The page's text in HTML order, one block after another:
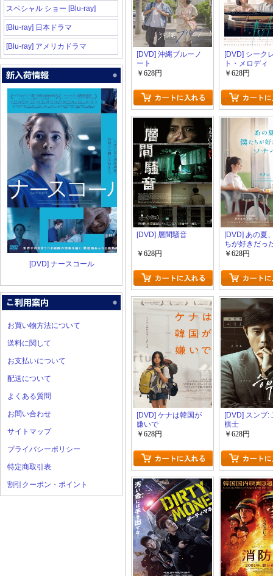
スペシャル ショー [Blu-ray]
[Blu-ray] 日本ドラマ
[Blu-ray] アメリカドラマ
[DVD] ナースコール
お買い物方法について
送料に関して
お支払いについて
配送について
よくある質問
お問い合わせ
サイトマップ
プライバシーポリシー
特定商取引表
割引クーポン・ポイント
[DVD] 沖縄ブルーノ
ート
￥628円
[DVD] シーク
ト・メロディ
￥628円
[DVD] 層間騒音
￥628円
[DVD] あの夏
ちが好きだっ
へ
￥628円
[DVD] ケナは韓国が
嫌いで
￥628円
[DVD] スンブ:
棋士
￥628円